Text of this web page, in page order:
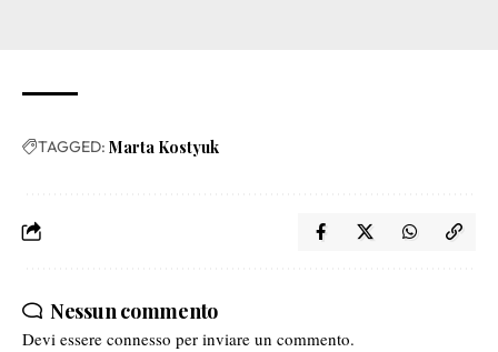
TAGGED: Marta Kostyuk
Nessun commento
Devi essere connesso per inviare un commento.